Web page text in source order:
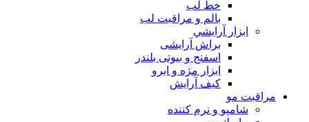
خط لب
بالم و مراقبت لب
ابزار آرايشي
براش آرایشی
اسفنج و بیوتی بلندر
ابزار مژه و ابرو
کیف آرایش
مراقبت مو
شامپو و نرم كننده